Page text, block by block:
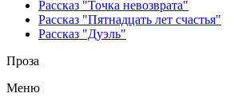
Рассказ "Точка невозврата"
Рассказ "Пятнадцать лет счастья"
Рассказ "Дуэль"
Проза
Меню